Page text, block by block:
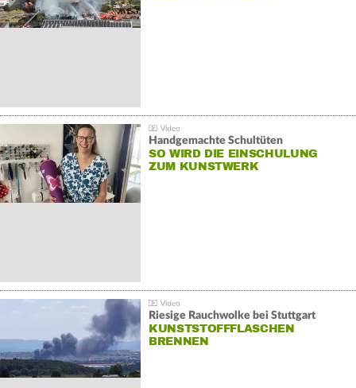
Handgemachte Schultüten
SO WIRD DIE EINSCHULUNG
ZUM KUNSTWERK
Riesige Rauchwolke bei Stuttgart
KUNSTSTOFFFLASCHEN
BRENNEN